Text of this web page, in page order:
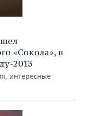
«Сокола», в
2013
интересные